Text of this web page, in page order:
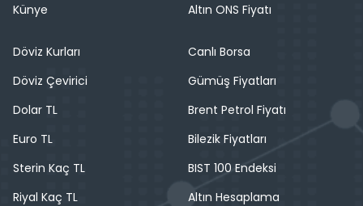
Künye
Altın ONS Fiyatı
Döviz Kurları
Döviz Çevirici
Dolar TL
Euro TL
Sterin Kaç TL
Riyal Kaç TL
Canlı Borsa
Gümüş Fiyatları
Brent Petrol Fiyatı
Bilezik Fiyatları
BIST 100 Endeksi
Altın Hesaplama